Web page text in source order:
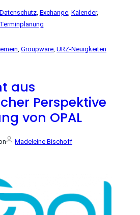
Datenschutz, Exchange, Kalender
Terminplanung
Groupware URZ-Neuigkeiten
aus
Perspektive
von OPAL
Madeleine Bischoff